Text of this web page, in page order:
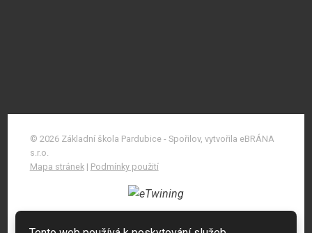
© 2026 Základní škola Pardubice - Spořilov, vytvořila eBRÁNA
s.r.o.
Mapa stránek| Podmínky použití